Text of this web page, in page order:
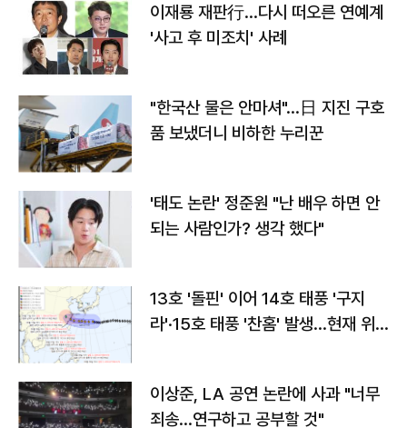
이재룡 재판行…다시 떠오른 연예계
'사고 후 미조치' 사례
"한국산 물은 안마셔"…日 지진 구호
품 보냈더니 비하한 누리꾼
'태도 논란' 정준원 "난 배우 하면 안
되는 사람인가? 생각 했다"
13호 '돌핀' 이어 14호 태풍 '구지
라'·15호 태풍 '찬홈' 발생…현재 위
이상준, LA 공연 논란에 사과 "너무
죄송…연구하고 공부할 것"